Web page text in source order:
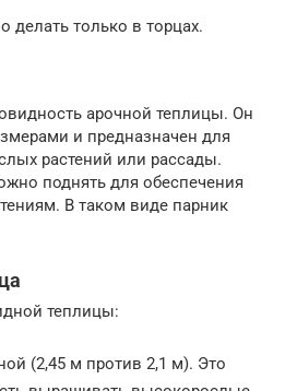
делать только в торцах.
арочной теплицы. Он
и предназначен для
растений или рассады.
поднять для обеспечения
В таком виде парник
теплицы:
(2,45 м против 2,1 м). Это